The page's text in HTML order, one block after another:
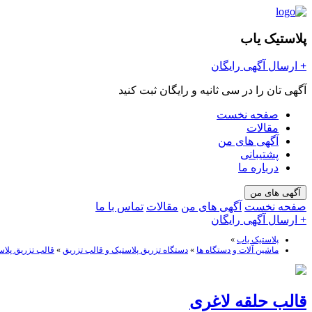
پلاستیک یاب
+ ارسال آگهی رایگان
آگهی تان را در سی ثانیه و رایگان ثبت کنید
صفحه نخست
مقالات
آگهی های من
پشتیبانی
درباره ما
آگهی های من
صفحه نخست آگهی های من مقالات تماس با ما
+ ارسال آگهی رایگان
پلاستیک یاب »
ماشین آلات و دستگاه ها » دستگاه تزریق پلاستیک و قالب تزریق » قالب تزریق
قالب حلقه لاغری